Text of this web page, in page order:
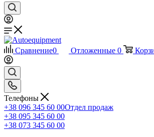
Сравнение0 Отложенные 0
Телефоны
+38 096 345 60 00Отдел продаж
+38 095 345 60 00
+38 073 345 60 00